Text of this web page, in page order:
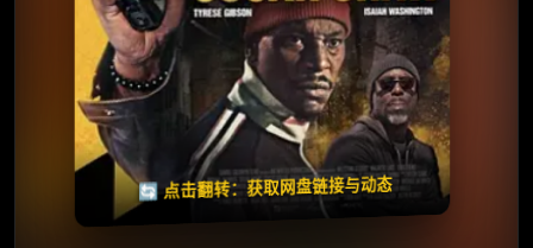
🔄 点击翻转：获取网盘链接与动态
失效请反馈
🧧️
天天领红包